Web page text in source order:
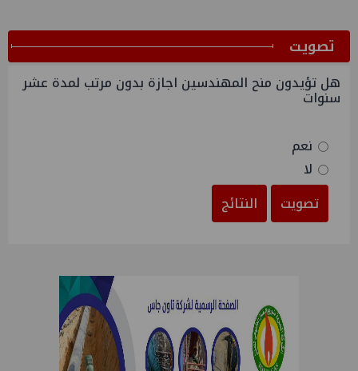
ﺗﺼﻮﻳﺖ
هل تؤيدون منح المهندسين اجازة بدون مرتب لمدة عشر
سنوات
نعم
لا
تصويت
النتائج